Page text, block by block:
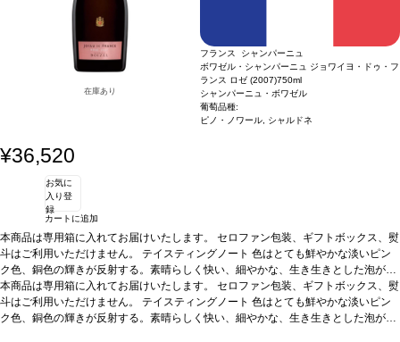
在庫あり
フランス シャンパーニュ
ボワゼル・シャンパーニュ ジョワイヨ・ドゥ・フ
ランス ロゼ (2007)750ml
シャンパーニュ・ボワゼル
葡萄品種:
ピノ・ノワール, シャルドネ
¥36,520
お気に
入り登
録
カートに追加
本商品は専用箱に入れてお届けいたします。
セロファン包装、ギフトボックス、熨
斗はご利用いただけません。 テイスティングノート 色はとても鮮やかな淡いピン
ク色、銅色の輝きが反射する。素晴らしく快い、細やかな、生き生きとした泡が立
ち上る。ブーケはバラの花びら、桃、ミラベルプラム、いちじくの熟れた甘い果実
の含みを示す。アーモンドやドライフルーツの香りが温まると共に立ち上る。フレ
ッシュでやわらかな風味は、シナモン、ピンク胡椒などのスパイスの含み、砂糖掛
本商品は専用箱に入れてお届けいたします。
セロファン包装、ギフトボックス、熨
斗はご利用いただけません。 テイスティングノート 色はとても鮮やかな淡いピン
ク色、銅色の輝きが反射する。素晴らしく快い、細やかな、生き生きとした泡が立